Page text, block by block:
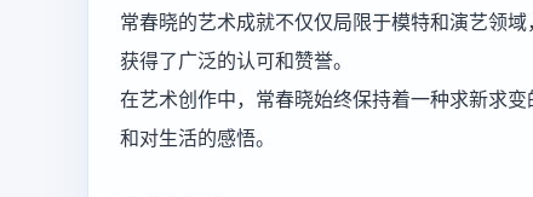
常春晓的艺术成就不仅仅局限于模特和演艺领
获得了广泛的认可和赞誉。
在艺术创作中，常春晓始终保持着一种求新求
和对生活的感悟。